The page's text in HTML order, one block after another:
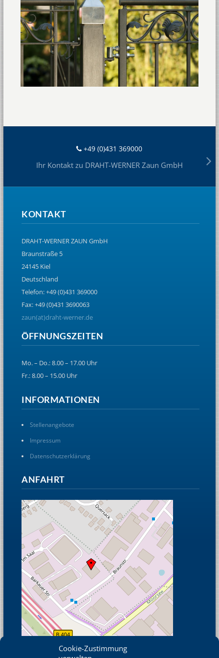
Cookie-Zustimmung
+49 (0)431 369000
Ihr Kontakt zu DRAHT-WERNER Zaun GmbH
KONTAKT
DRAHT-WERNER ZAUN GmbH
Braunstraße 5
24145 Kiel
Deutschland
Telefon: +49 (0)431 369000
Fax: +49 (0)431 3690063
zaun(at)draht-werner.de
ÖFFNUNGSZEITEN
Mo. – Do.: 8.00 – 17.00 Uhr
Fr.: 8.00 – 15.00 Uhr
INFORMATIONEN
Stellenangebote
Impressum
Datenschutzerklärung
ANFAHRT